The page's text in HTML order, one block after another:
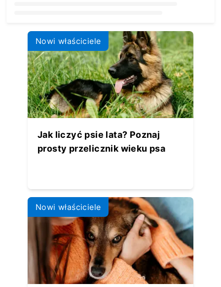
Nowi właściciele
Jak liczyć psie lata? Poznaj
prosty przelicznik wieku psa
Nowi właściciele